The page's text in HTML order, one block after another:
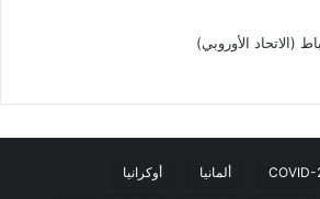
(الاتحاد الأوروبي)
COVID- ألمانيا أوكرانيا